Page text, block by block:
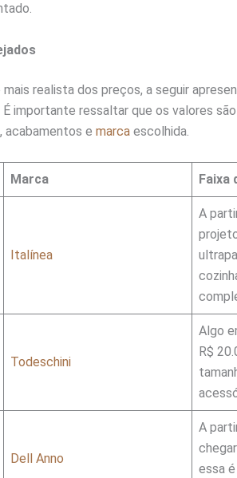
realista dos preços, a seguir
importante ressaltar que os valores
acabamentos e marca escolhida.
Marca Faixa
Italínea
A
Todeschini
Algo
R$
Dell Anno
A
essa